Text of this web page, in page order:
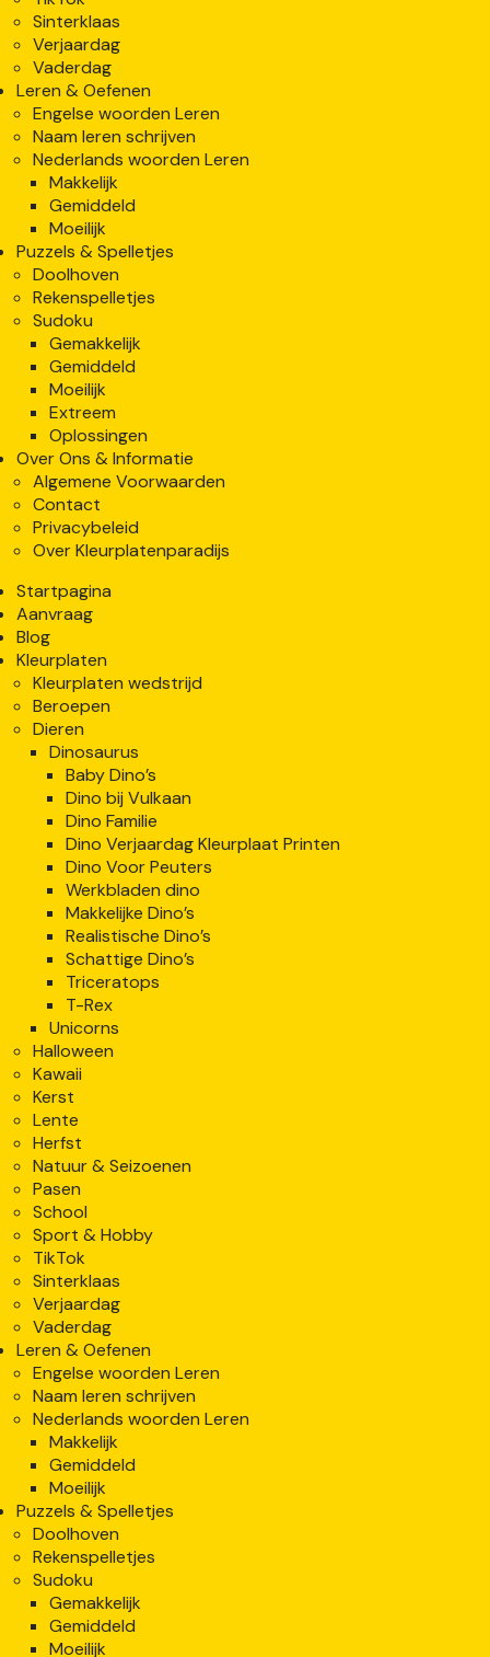
Sinterklaas
Verjaardag
Vaderdag
Leren & Oefenen
Engelse woorden Leren
Naam leren schrijven
Nederlands woorden Leren
Makkelijk
Gemiddeld
Moeilijk
Puzzels & Spelletjes
Doolhoven
Rekenspelletjes
Sudoku
Gemakkelijk
Gemiddeld
Moeilijk
Extreem
Oplossingen
Over Ons & Informatie
Algemene Voorwaarden
Contact
Privacybeleid
Over Kleurplatenparadijs
Startpagina
Aanvraag
Blog
Kleurplaten
Kleurplaten wedstrijd
Beroepen
Dieren
Dinosaurus
Baby Dino’s
Dino bij Vulkaan
Dino Familie
Dino Verjaardag Kleurplaat Printen
Dino Voor Peuters
Werkbladen dino
Makkelijke Dino’s
Realistische Dino’s
Schattige Dino’s
Triceratops
T-Rex
Unicorns
Halloween
Kawaii
Kerst
Lente
Herfst
Natuur & Seizoenen
Pasen
School
Sport & Hobby
TikTok
Sinterklaas
Verjaardag
Vaderdag
Leren & Oefenen
Engelse woorden Leren
Naam leren schrijven
Nederlands woorden Leren
Makkelijk
Gemiddeld
Moeilijk
Puzzels & Spelletjes
Doolhoven
Rekenspelletjes
Sudoku
Gemakkelijk
Gemiddeld
Moeilijk